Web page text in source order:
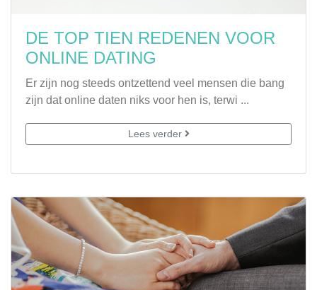
DE TOP TIEN REDENEN VOOR
ONLINE DATING
Er zijn nog steeds ontzettend veel mensen die bang
zijn dat online daten niks voor hen is, terwi ...
Lees verder